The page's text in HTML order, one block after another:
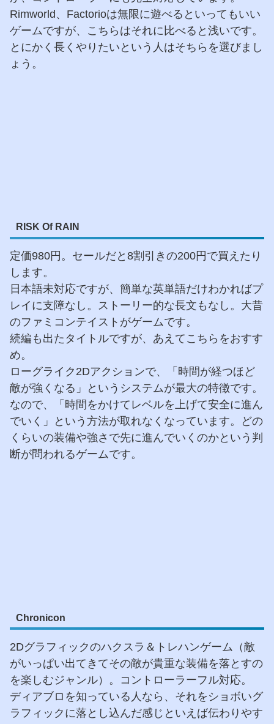
Rimworld、Factorioは無限に遊べるといってもいい
ゲームですが、こちらはそれに比べると浅いです。
とにかく長くやりたいという人はそちらを選びまし
ょう。
RISK Of RAIN
定価980円。セールだと8割引きの200円で買えたり
します。
日本語未対応ですが、簡単な英単語だけわかればプ
レイに支障なし。ストーリー的な長文もなし。大昔
のファミコンテイストがゲームです。
続編も出たタイトルですが、あえてこちらをおすす
め。
ローグライク2Dアクションで、「時間が経つほど
敵が強くなる」というシステムが最大の特徴です。
なので、「時間をかけてレベルを上げて安全に進ん
でいく」という方法が取れなくなっています。どの
くらいの装備や強さで先に進んでいくのかという判
断が問われるゲームです。
Chronicon
2Dグラフィックのハクスラ＆トレハンゲーム（敵
がいっぱい出てきてその敵が貴重な装備を落とすの
を楽しむジャンル）。コントローラーフル対応。
ディアブロを知っている人なら、それをショボいグ
ラフィックに落とし込んだ感じといえば伝わりやす